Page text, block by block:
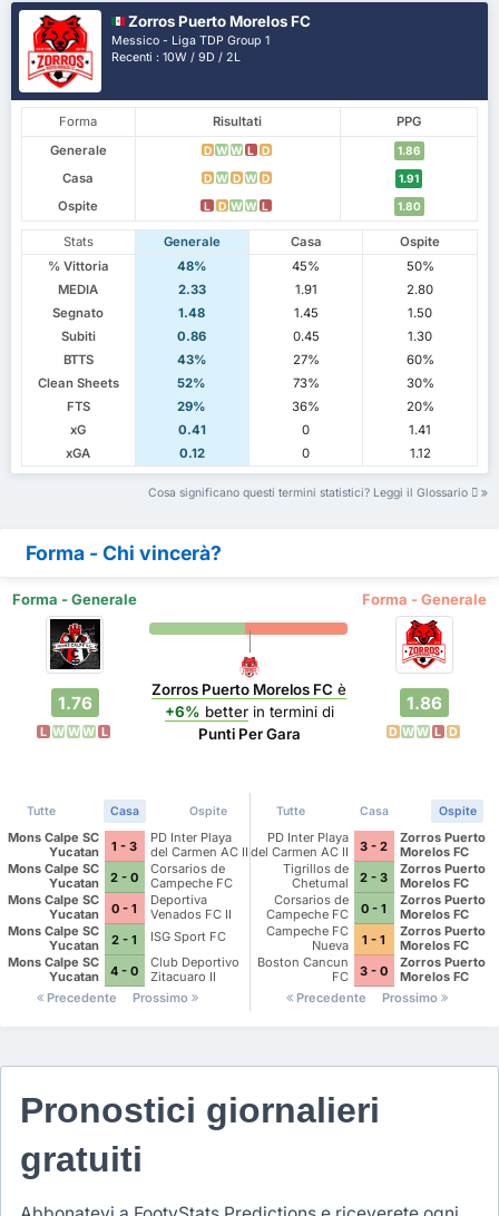
Zorros Puerto Morelos FC
Messico - Liga TDP Group 1
Recenti : 10W / 9D / 2L
Forma Risultati
PPG
Generale
D W W L D 1.86
Casa D W D W D 1.91
Ospite L D W W L 1.80
Stats Generale Casa
Ospite
% Vittoria
48% 45%
50%
MEDIA
2.33 1.91
2.80
Segnato
1.48 1.45
1.50
Subiti
0.86 0.45
1.30
BTTS
43% 27%
60%
Clean Sheets
52% 73%
30%
FTS
29% 36%
20%
xG
0.41 0
1.41
xGA
0.12 0 1.12
Cosa significano questi termini statistici? Leggi il Glossario
Forma - Chi vincerà?
Forma - Generale Forma - Generale
1.76
L W W W L
Zorros Puerto Morelos FC è
+6% betterin termini di
Punti Per Gara
1.86
D W W L D
Tutte Casa Ospite
Mons Calpe SC
Yucatan
1 - 3
PD Inter Playa
del Carmen AC II
Mons Calpe SC
Yucatan
2 - 0
Corsarios de
Campeche FC
Mons Calpe SC
Yucatan
0 - 1
Deportiva
Venados FC II
Mons Calpe SC
Yucatan
2 - 1
ISG Sport FC
Mons Calpe SC
Yucatan
4 - 0
Club Deportivo
Zitacuaro II
Precedente
Prossimo
Tutte Casa Ospite
PD Inter Playa
del Carmen AC II
3 - 2
Zorros Puerto
Morelos FC
Tigrillos de
Chetumal
2 - 3
Zorros Puerto
Morelos FC
Corsarios de
Campeche FC
0 - 1
Zorros Puerto
Morelos FC
Campeche FC
Nueva
Generacion
1 - 1
Zorros Puerto
Morelos FC
Boston Cancun
FC
3 - 0
Zorros Puerto
Morelos FC
Precedente
Prossimo
Pronostici giornalieri
gratuiti